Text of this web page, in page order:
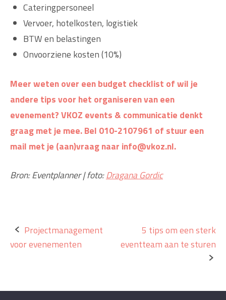
Cateringpersoneel
Vervoer, hotelkosten, logistiek
BTW en belastingen
Onvoorziene kosten (10%)
Meer weten over eenbudget checklist of wil je
andere tips voor het organiseren van een
evenement? VKOZ events & communicatie denkt
graag met je mee. Bel 010-2107961 of stuur een
mail met je (aan)vraag naar info@vkoz.nl.
Bron: Eventplanner | foto:Dragana Gordic
Bericht
navigatie
Projectmanagement
voor evenementen
5 tips om een sterk
eventteam aan te sturen